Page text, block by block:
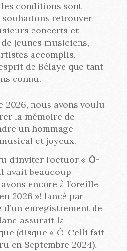
les conditions sont
souhaitons retrouver
concerts et
de jeunes musiciens,
accomplis,
de Bélaye que tant
connu.
2026, nous avons voulu
la mémoire de
un hommage
et joyeux.
d’inviter l’octuor « Ô-
avait beaucoup
encore à l’oreille
2026 »! lancé par
enregistrement de
assurait la
(disque « Ô-Celli fait
en Septembre 2024).